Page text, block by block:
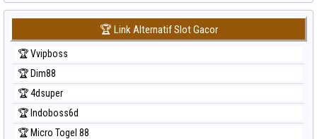
🏆 Link Alternatif Slot Gacor
🏆 Vvipboss
🏆 Dim88
🏆 4dsuper
🏆 Indoboss6d
🏆 Micro Togel 88